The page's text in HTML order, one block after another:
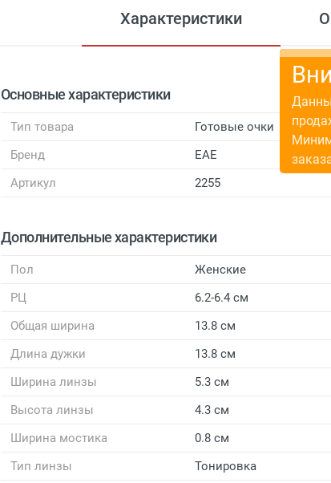
Характеристики
Основные характеристики
Тип товара
Готовые очки
Бренд
EAE
Артикул
2255
Дополнительные характеристики
Пол
Женские
РЦ
6.2-6.4 см
Общая ширина
13.8 см
Длина дужки
13.8 см
Ширина линзы
5.3 см
Высота линзы
4.3 см
Ширина мостика
0.8 см
Тип линзы
Тонировка